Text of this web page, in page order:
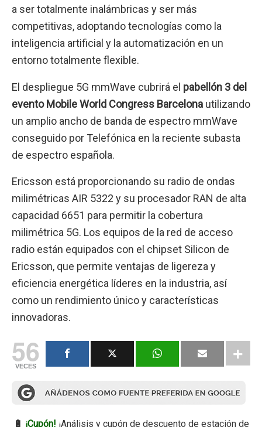
a ser totalmente inalámbricas y ser más
competitivas, adoptando tecnologías como la
inteligencia artificial y la automatización en un
entorno totalmente flexible.
El despliegue 5G mmWave cubrirá el pabellón 3 del
evento Mobile World Congress Barcelona utilizando
un amplio ancho de banda de espectro mmWave
conseguido por Telefónica en la reciente subasta
de espectro española.
Ericsson está proporcionando su radio de ondas
milimétricas AIR 5322 y su procesador RAN de alta
capacidad 6651 para permitir la cobertura
milimétrica 5G. Los equipos de la red de acceso
radio están equipados con el chipset Silicon de
Ericsson, que permite ventajas de ligereza y
eficiencia energética líderes en la industria, así
como un rendimiento único y características
innovadoras.
56
VECES
🔋 ¡Cupón! ¡Análisis y cupón de descuento de estación de